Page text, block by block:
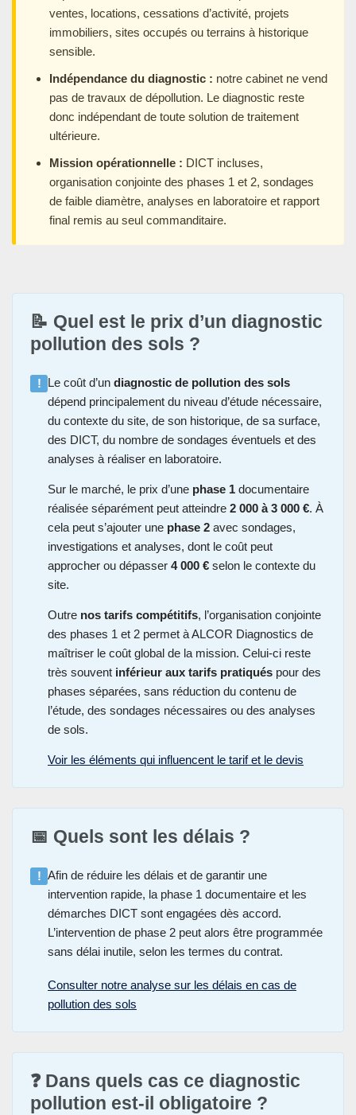
ventes, locations, cessations d’activité, projets
immobiliers, sites occupés ou terrains à historique
sensible.
Indépendance du diagnostic : notre cabinet ne vend
pas de travaux de dépollution. Le diagnostic reste
donc indépendant de toute solution de traitement
ultérieure.
Mission opérationnelle : DICT incluses,
organisation conjointe des phases 1 et 2, sondages
de faible diamètre, analyses en laboratoire et rapport
final remis au seul commanditaire.
📝 Quel est le prix d’un diagnostic
pollution des sols ?
! Le coût d’un diagnostic de pollution des sols
dépend principalement du niveau d’étude nécessaire,
du contexte du site, de son historique, de sa surface,
des DICT, du nombre de sondages éventuels et des
analyses à réaliser en laboratoire.
Sur le marché, le prix d’une phase 1 documentaire
réalisée séparément peut atteindre 2 000 à 3 000 €. À
cela peut s’ajouter une phase 2 avec sondages,
investigations et analyses, dont le coût peut
approcher ou dépasser 4 000 € selon le contexte du
site.
Outre nos tarifs compétitifs, l’organisation conjointe
des phases 1 et 2 permet à ALCOR Diagnostics de
maîtriser le coût global de la mission. Celui-ci reste
très souvent inférieur aux tarifs pratiqués pour des
phases séparées, sans réduction du contenu de
l’étude, des sondages nécessaires ou des analyses
de sols.
Voir les éléments qui influencent le tarif et le devis
📅 Quels sont les délais ?
! Afin de réduire les délais et de garantir une
intervention rapide, la phase 1 documentaire et les
démarches DICT sont engagées dès accord.
L’intervention de phase 2 peut alors être programmée
sans délai inutile, selon les termes du contrat.
Consulter notre analyse sur les délais en cas de
pollution des sols
❓ Dans quels cas ce diagnostic
pollution est-il obligatoire ?